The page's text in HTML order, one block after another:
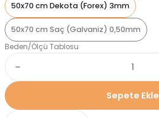
50x70 cm Dekota (Forex) 3mm
50x70 cm Saç (Galvaniz) 0,50mm
Beden/Ölçü Tablosu
Sepete Ekle